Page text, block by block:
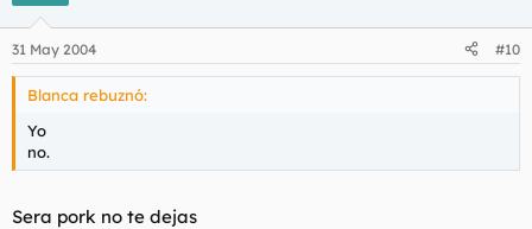
31 May 2004 #10
Blanca rebuznó:
Yo
no.
Sera pork no te dejas